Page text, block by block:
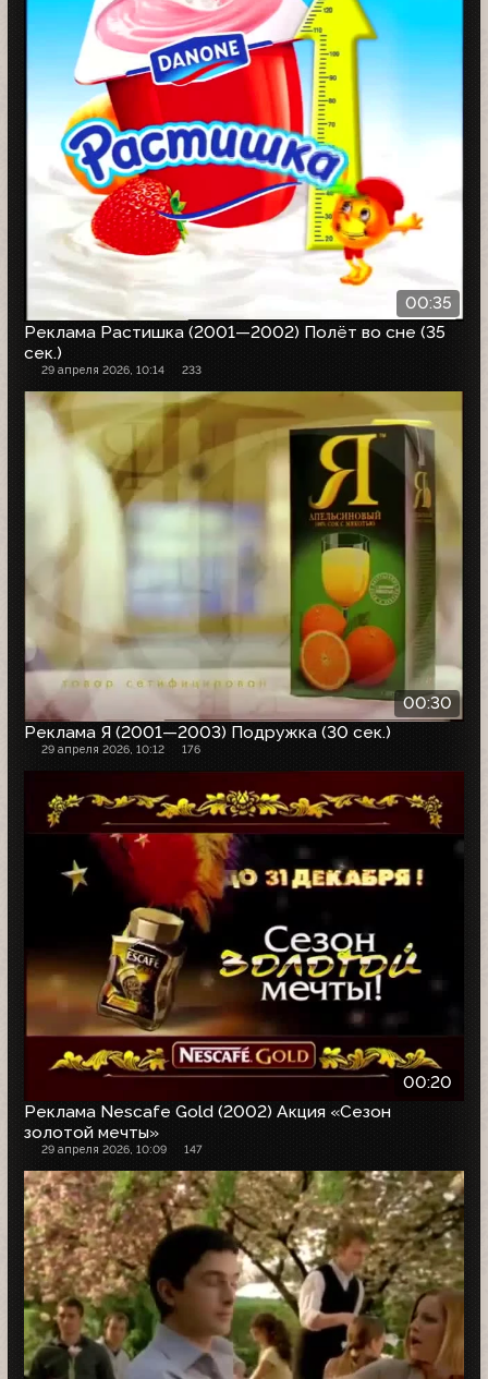
00:35
Реклама Растишка (2001—2002) Полёт во сне (35
сек.)
29 апреля 2026, 10:14 233
00:30
Реклама Я (2001—2003) Подружка (30 сек.)
29 апреля 2026, 10:12 176
00:20
Реклама Nescafe Gold (2002) Акция «Сезон
золотой мечты»
29 апреля 2026, 10:09 147